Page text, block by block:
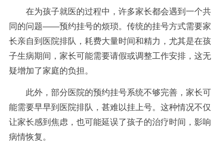
在为孩子就医的过程中，许多家长都会遇到一个共
同的问题——预约挂号的烦琐。传统的挂号方式需要家
长亲自到医院排队，耗费大量时间和精力，尤其是在孩
子生病期间，家长可能需要请假或调整工作安排，这无
疑增加了家庭的负担。
此外，部分医院的预约挂号系统不够完善，家长可
能需要早早到医院排队，甚难以挂上号。这种情况不仅
让家长感到焦虑，也可能延误了孩子的治疗时间，影响
病情恢复。